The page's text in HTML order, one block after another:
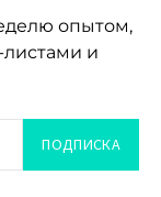
опытом,
листами и
ПОДПИСКА